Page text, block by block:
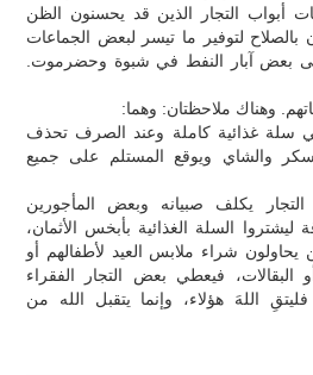
أبواب التجار الذين قد يحسنون الظن
بالصلاح لتوفير ما تيسر لبعض الجماعات
بعض آبار النفط في شبوة وحضرموت.
وهناك ملاحظتان: وهما:
سلة غذائية كاملة وعند الصرف تحذف
والشاي ويوقع المستلم على جميع
التجار يكلف صبيانه وبعض المأجورين
السلة الغذائية بأبخس الأثمان،
يحاولون شراء ملابس العيد لأطفالهم أو
فيعطي بعض التجار الفقراء
فليتقِ اللهَ هؤلاء، وإنما يتقبل الله من